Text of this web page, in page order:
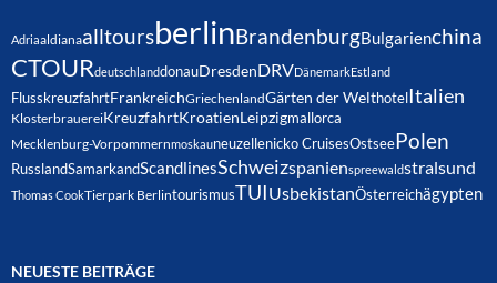
AdriaaldianaalltoursberlinBrandenburgBulgarienchina
CTOURdeutschlanddonauDresdenDRVDänemarkEstland
FlusskreuzfahrtFrankreichGriechenlandGärten der Welthotel Italien
KlosterbrauereiKreuzfahrtKroatienLeipzigmallorca
Mecklenburg-Vorpommernmoskauneuzellenicko CruisesOstseePolen
RusslandSamarkandScandlinesSchweizspanienspreewaldstralsund
Thomas CookTierpark BerlintourismusTUIUsbekistanÖsterreichägypten
NEUESTE BEITRÄGE